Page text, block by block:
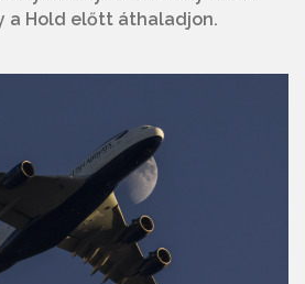
a Hold előtt áthaladjon.